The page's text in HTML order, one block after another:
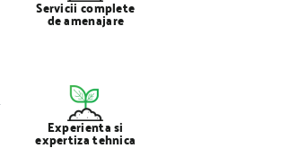
Servicii complete
de amenajare
Experienta si
expertiza tehnica